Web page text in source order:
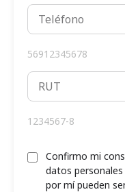
56912345678
1234567-8
Confirmo mi
datos
por mí pueden